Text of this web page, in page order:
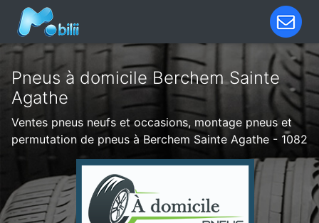
Pneus à domicile Berchem Sainte
Agathe
Ventes pneus neufs et occasions, montage pneus et
permutation de pneus à Berchem Sainte Agathe - 1082